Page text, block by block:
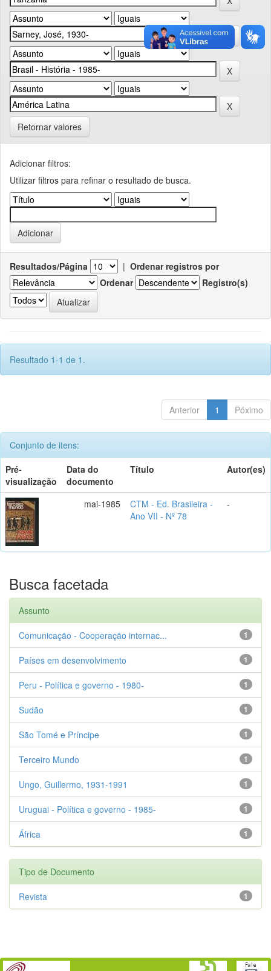
Retornar valores
Adicionar filtros:
Utilizar filtros para refinar o resultado de busca.
Resultados/Página | Ordenar registros por
Ordenar
Registro(s)
Resultado 1-1 de 1.
Anterior 1 Póximo
Conjunto de itens:
Pré-
visualização
Data do
documento
Título Autor(es)
mai-1985
CTM - Ed. Brasileira -
Ano VII - Nº 78
-
Busca facetada
Assunto
1
Comunicação - Cooperação internac...
1
Países em desenvolvimento
1
Peru - Política e governo - 1980-
1
Sudão
1
São Tomé e Príncipe
1
Terceiro Mundo
1
Ungo, Guillermo, 1931-1991
1
Uruguai - Política e governo - 1985-
1
África
Tipo de Documento
1
Revista